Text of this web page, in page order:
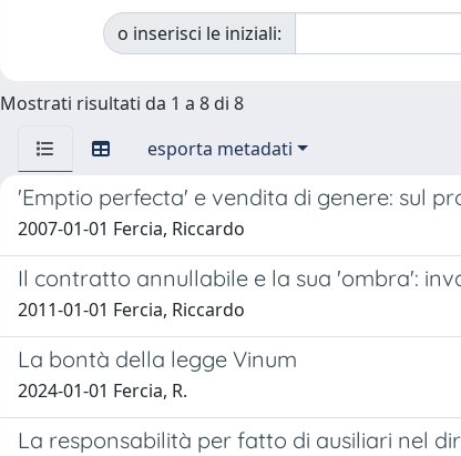
o inserisci le iniziali:
Mostrati risultati da 1 a 8 di 8
esporta metadati
'Emptio perfecta' e vendita di genere: sul
2007-01-01 Fercia, Riccardo
Il contratto annullabile e la sua 'ombra':
2011-01-01 Fercia, Riccardo
La bontà della legge Vinum
2024-01-01 Fercia, R.
La responsabilità per fatto di ausiliari nel